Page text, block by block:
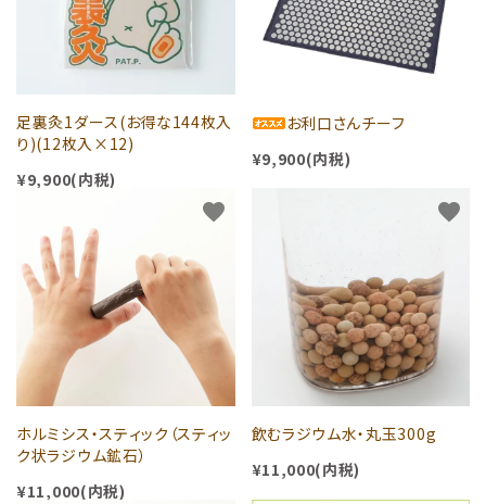
足裏灸1ダース(お得な144枚入
り)(12枚入×12)
¥9,900(内税)
お利口さんチーフ
¥9,900(内税)
ホルミシス・スティック（スティッ
ク状ラジウム鉱石）
¥11,000(内税)
favorite
飲むラジウム水・丸玉300g
¥11,000(内税)
favorite